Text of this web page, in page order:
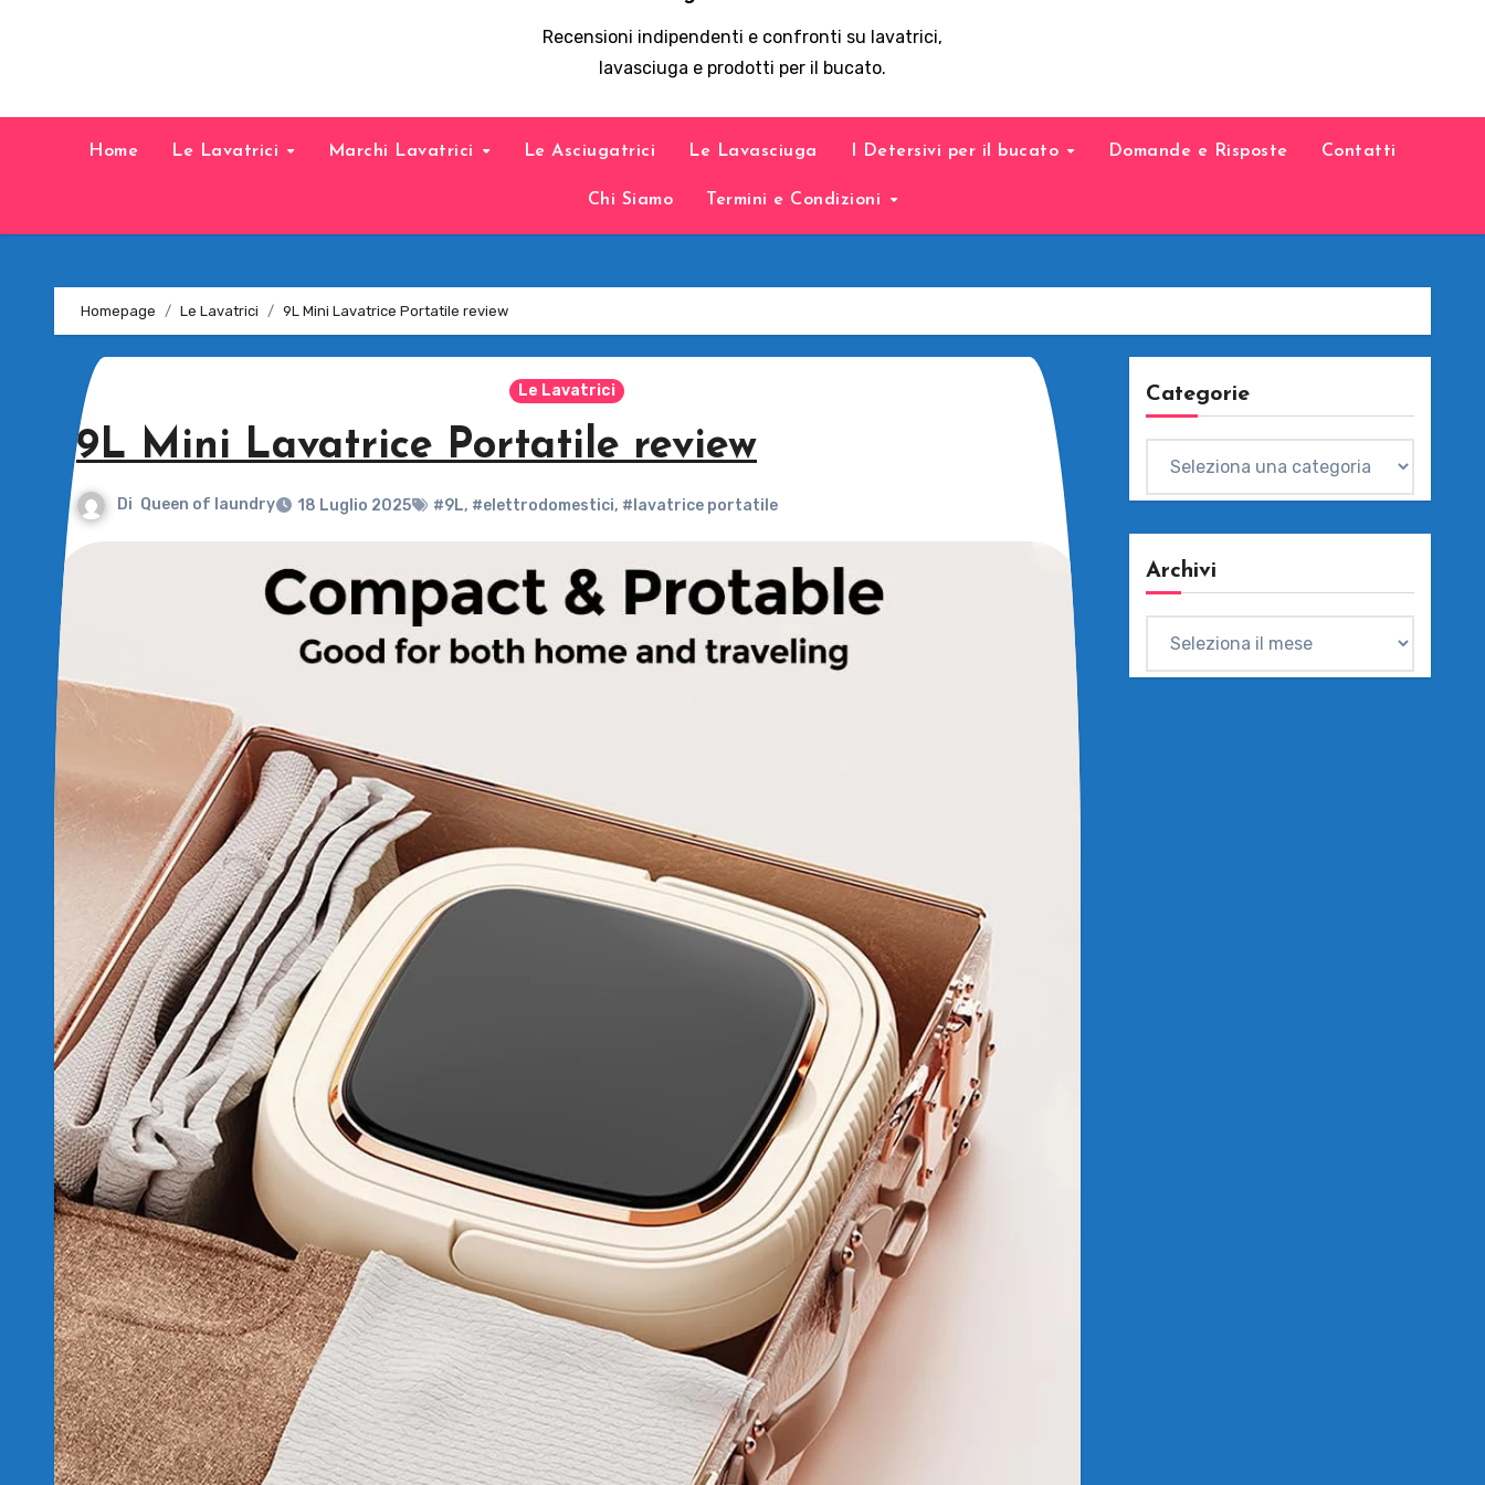
Recensioni indipendenti e confronti su lavatrici,
lavasciuga e prodotti per il bucato.
Home Le Lavatrici Marchi Lavatrici Le Asciugatrici Le Lavasciuga I Detersivi per il bucato Domande e Risposte Contatti
Chi Siamo Termini e Condizioni
Homepage Le Lavatrici 9L Mini Lavatrice Portatile review
Le Lavatrici
9L Mini Lavatrice Portatile review
Di Queen of laundry 18 Luglio 2025 #9L, #elettrodomestici, #lavatrice portatile
Categorie
Archivi